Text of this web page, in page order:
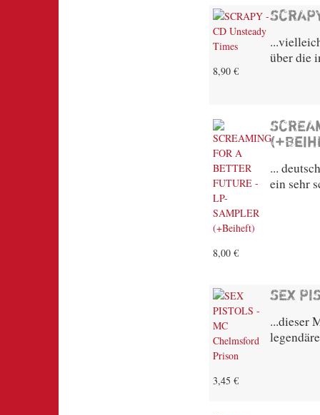
8,90 €
über die
8,00 €
...
ein sehr
3,45 €
SEX
...dieser